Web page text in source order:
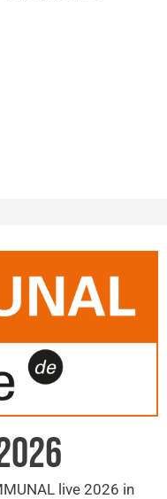
live 2026 in